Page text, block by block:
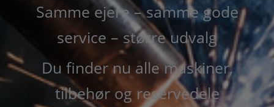
Samme ejere – samme gode
service – større udvalg
Du finder nu alle maskiner,
tilbehør og reservedele